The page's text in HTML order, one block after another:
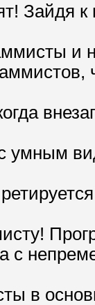
Зайдя
и
умным
с
в